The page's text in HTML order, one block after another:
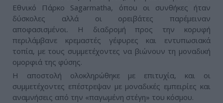
Εθνικό Πάρκο Sagarmatha, όπου οι συνθήκες ήταν
δύσκολες αλλά οι ορειβάτες παρέμειναν
αποφασισμένοι. Η διαδρομή προς την κορυφή
περιλάμβανε κρεμαστές γέφυρες και εντυπωσιακά
τοπία, με τους συμμετέχοντες να βιώνουν τη μοναδική
ομορφιά της φύσης.
Η αποστολή ολοκληρώθηκε με επιτυχία, και οι
συμμετέχοντες επέστρεψαν με μοναδικές εμπειρίες και
αναμνήσεις από την «παγωμένη στέγη» του κόσμου.